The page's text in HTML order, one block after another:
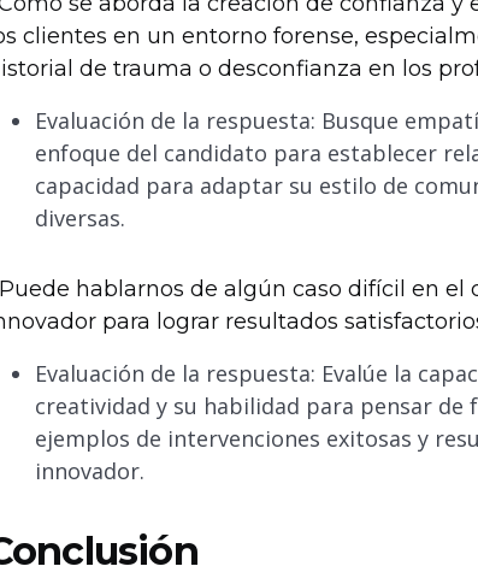
clientes en un entorno forense,
de trauma o desconfianza en los
Evaluación de la respuesta: Busque
enfoque del candidato para establecer
capacidad para adaptar su estilo de
diversas.
hablarnos de algún caso difícil en
para lograr resultados
Evaluación de la respuesta: Evalúe la
creatividad y su habilidad para pensar de
ejemplos de intervenciones exitosas y
innovador.